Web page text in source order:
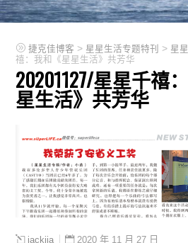
捷克佳博客 > 星星生活专题特刊 > 星
禧：我和《星星生活》共芳华
20201127/星星千禧
星生活》共芳华
jackjia 2020 年 11 月 27 日